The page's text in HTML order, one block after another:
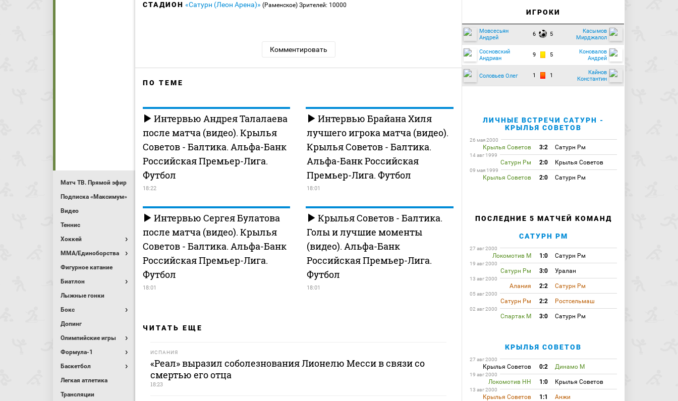
Матч ТВ. Прямой эфир
Подписка «Максимум»
Видео
Теннис
Хоккей
MMA/Единоборства
Фигурное катание
Биатлон
Лыжные гонки
Бокс
Допинг
Олимпийские игры
Формула-1
Баскетбол
Легкая атлетика
Трансляции
СТАДИОН «Сатурн (Леон Арена)» (Раменское) Зрителей: 10000
Комментировать
ПО ТЕМЕ
Интервью Андрея Талалаева
после матча (видео). Крылья
Советов - Балтика. Альфа-Банк
Российская Премьер-Лига.
Футбол
18:22
Интервью Брайана Хиля
лучшего игрока матча (видео).
Крылья Советов - Балтика.
Альфа-Банк Российская
Премьер-Лига. Футбол
18:01
Интервью Сергея Булатова
после матча (видео). Крылья
Советов - Балтика. Альфа-Банк
Российская Премьер-Лига.
Футбол
18:01
Крылья Советов - Балтика.
Голы и лучшие моменты
(видео). Альфа-Банк
Российская Премьер-Лига.
Футбол
18:01
ЧИТАТЬ ЕЩЕ
ИСПАНИЯ
«Реал» выразил соболезнования Лионелю Месси в связи со
смертью его отца
18:23
ИГРОКИ
Мовсесьян
Андрей
6 5
Касымов
Мирджалол
Сосновский
Андриан
9 5
Коновалов
Андрей
Соловьев Олег 1 1
Кайнов
Константин
ЛИЧНЫЕ ВСТРЕЧИ САТУРН -
КРЫЛЬЯ СОВЕТОВ
26 мая 2000
Крылья Советов 3:2 Сатурн Рм
14 авг 1999
Сатурн Рм 2:0 Крылья Советов
09 мая 1999
Крылья Советов 2:0 Сатурн Рм
ПОСЛЕДНИЕ 5 МАТЧЕЙ КОМАНД
САТУРН РМ
27 авг 2000
Локомотив М 1:0 Сатурн Рм
19 авг 2000
Сатурн Рм 3:0 Уралан
13 авг 2000
Алания 2:2 Сатурн Рм
05 авг 2000
Сатурн Рм 2:2 Ростсельмаш
02 авг 2000
Спартак М 3:0 Сатурн Рм
КРЫЛЬЯ СОВЕТОВ
27 авг 2000
Крылья Советов 0:2 Динамо М
19 авг 2000
Локомотив НН 1:0 Крылья Советов
13 авг 2000
Крылья Советов 1:1 Анжи